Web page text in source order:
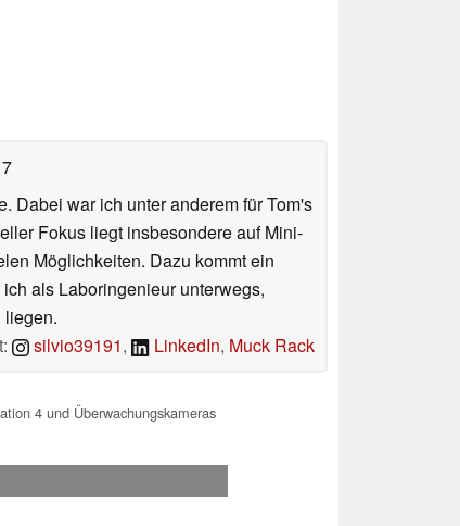
Dabei war ich unter anderem für Tom's
Fokus liegt insbesondere auf Mini-
Möglichkeiten. Dazu kommt ein
als Laboringenieur unterwegs,
liegen.
silvio39191, LinkedIn, Muck Rack
4 und Überwachungskameras